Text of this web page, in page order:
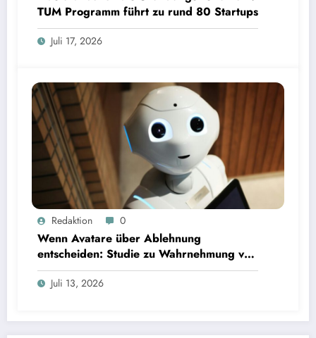
TUM Programm führt zu rund 80 Startups
Juli 17, 2026
InterviewsRedaktion 0
Wenn Avatare über Ablehnung
entscheiden: Studie zu Wahrnehmung von
Fairness bei KI-Interviews
Juli 13, 2026